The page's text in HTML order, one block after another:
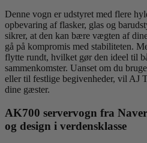
Denne vogn er udstyret med flere
opbevaring af flasker, glas og
sikrer, at den kan bære vægten af
gå på kompromis med stabiliteten.
flytte rundt, hvilket gør den ideel til
sammenkomster. Uanset om du
eller til festlige begivenheder, vil AJ
dine gæster.
AK700 servervogn fra
og design i verdensklasse